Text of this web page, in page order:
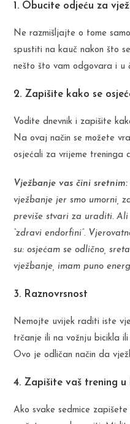
1. Obucite odjeću za
Ne razmišljajte o tome
spustiti na kauč nakon što
nešto što vam odgovara i u
2. Zapišite kako se
Vodite dnevnik i zapišite
Na ovaj način se možete
osjećali za vrijeme treninga
Vježbanje vas čini sretnim:
vježbanje jer smo umorni,
previše stvari za uraditi.
“zdravi endorfini”.
su: osjećam se odlično,
vježbanje, imam puno
3. Raznovrsnost
Nemojte uvijek raditi iste
trčanje ili na vožnju bicikla
Ovo je odličan način da
4. Zapišite vaš trening
Ako svake sedmice